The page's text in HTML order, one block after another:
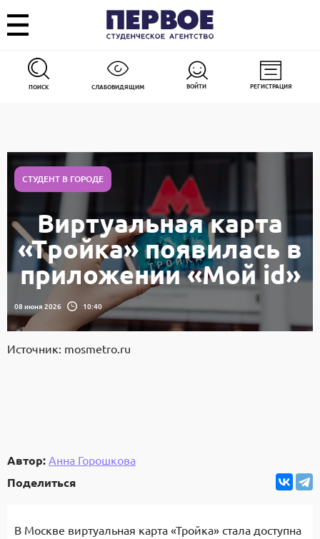
ПОИСК СЛАБОВИДЯЩИМ ВОЙТИ РЕГИСТРАЦИЯ
СТУДЕНТ В ГОРОДЕ
Виртуальная карта
«Тройка» появилась в
приложении «Мой id»
08 июня 2026 10:40
Источник: mosmetro.ru
Автор: Анна Горошкова
Поделиться
В Москве виртуальная карта «Тройка» стала доступна